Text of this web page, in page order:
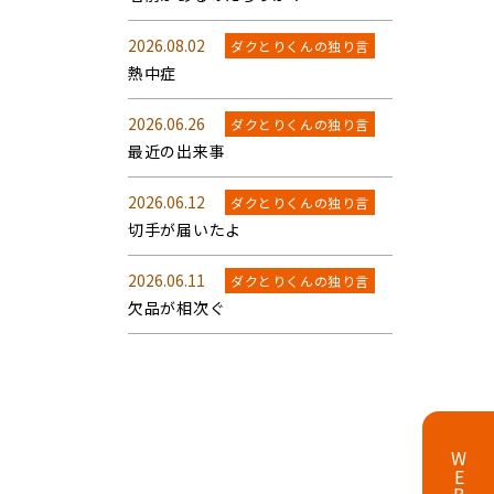
2026.08.02 ダクとりくんの独り言
熱中症
2026.06.26 ダクとりくんの独り言
最近の出来事
2026.06.12 ダクとりくんの独り言
切手が届いたよ
2026.06.11 ダクとりくんの独り言
欠品が相次ぐ